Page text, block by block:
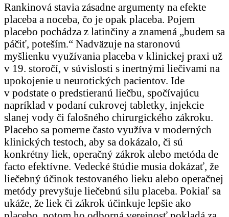
Rankinová stavia zásadne argumenty na efekte
placeba a noceba, čo je opak placeba. Pojem
placebo pochádza z latinčiny a znamená „budem sa
páčiť, poteším.“ Nadväzuje na staronovú
myšlienku využívania placeba v klinickej praxi už
v 19. storočí, v súvislosti s inertnými liečivami na
upokojenie u neurotických pacientov. Ide
v podstate o predstieranú liečbu, spočívajúcu
napríklad v podaní cukrovej tabletky, injekcie
slanej vody či falošného chirurgického zákroku.
Placebo sa pomerne často využíva v moderných
klinických testoch, aby sa dokázalo, či sú
konkrétny liek, operačný zákrok alebo metóda de
facto efektívne. Vedecké štúdie musia dokázať, že
liečebný účinok testovaného lieku alebo operačnej
metódy prevyšuje liečebnú silu placeba. Pokiaľ sa
ukáže, že liek či zákrok účinkuje lepšie ako